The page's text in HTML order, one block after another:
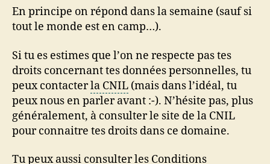
En principe on répond dans la semaine (sauf si
tout le monde est en camp…).
Si tu es estimes que l’on ne respecte pas tes
droits concernant tes données personnelles, tu
peux contacterla CNIL (mais dans l’idéal, tu
peux nous en parler avant :-). N’hésite pas, plus
généralement, à consulter le site de la CNIL
pour connaitre tes droits dans ce domaine.
Tu peux aussi consulter les Conditions